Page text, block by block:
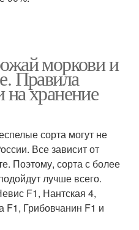
моркови и
Правила
на хранение
сорта могут не
Все зависит от
Поэтому, сорта с более
лучше всего.
F1, Нантская 4,
F1, Грибовчанин F1 и